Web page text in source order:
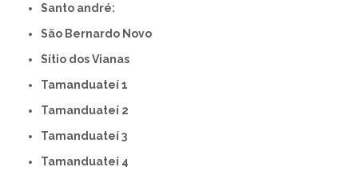
Santo andré:
São Bernardo Novo
Sítio dos Vianas
Tamanduateí 1
Tamanduateí 2
Tamanduateí 3
Tamanduateí 4